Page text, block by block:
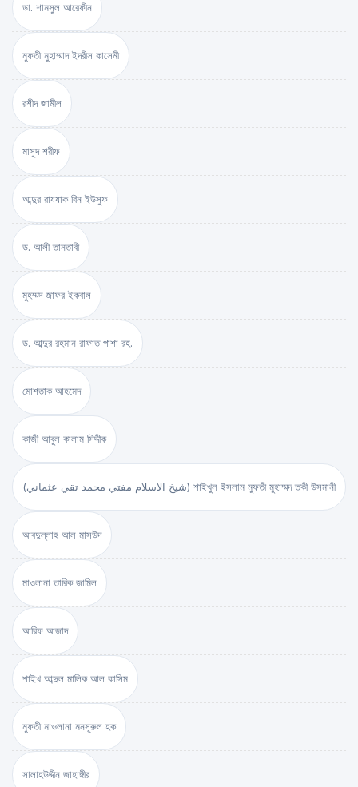
ডা. শামসুল আরেফীন
মুফতী মুহাম্মাদ ইদরীস কাসেমী
রশীদ জামীল
মাসুদ শরীফ
আব্দুর রাযযাক বিন ইউসুফ
ড. আলী তানতাবী
মুহম্মদ জাফর ইকবাল
ড. আব্দুর রহমান রাফাত পাশা রহ.
মোশতাক আহমেদ
কাজী আবুল কালাম সিদ্দীক
(شيخ الاسلام مفتي محمد تقي عثماني) শাইখুল ইসলাম মুফতী মুহাম্মদ তকী উসমানী
আবদুল্লাহ আল মাসউদ
মাওলানা তারিক জামিল
আরিফ আজাদ
শাইখ আব্দুল মালিক আল কাসিম
মুফতী মাওলানা মনসূরুল হক
সালাহউদ্দীন জাহাঙ্গীর